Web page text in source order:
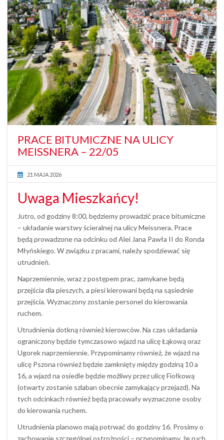
PRACE BITUMICZNE NA ULICY
MEISSNERA – 22/05
21 MAJA 2026
Uwaga Mieszkańcy!
Jutro, od godziny 8:00, będziemy prowadzić prace bitumiczne
– układanie warstwy ścieralnej na ulicy Meissnera. Prace
będą prowadzone na odcinku od Alei Jana Pawła II do Ronda
Młyńskiego. W związku z pracami, należy spodziewać się
utrudnień.
Naprzemiennie, wraz z postępem prac, zamykane będą
przejścia dla pieszych, a piesi kierowani będą na sąsiednie
przejścia. Wyznaczony zostanie personel do kierowania
ruchem.
Utrudnienia dotkną również kierowców. Na czas układania
ograniczony będzie tymczasowo wjazd na ulicę Łąkową oraz
Ugorek naprzemiennie. Przypominamy również, że wjazd na
ulicę Pszona również będzie zamknięty między godziną 10 a
16, a wjazd na osiedle będzie możliwy przez ulicę Fiołkową
(otwarty zostanie szlaban obecnie zamykający przejazd). Na
tych odcinkach również będą pracowały wyznaczone osoby
do kierowania ruchem.
Utrudnienia planowo mają potrwać do godziny 16. Prosimy o
zachowanie szczególnej ostrożności – przypominamy, że ruch